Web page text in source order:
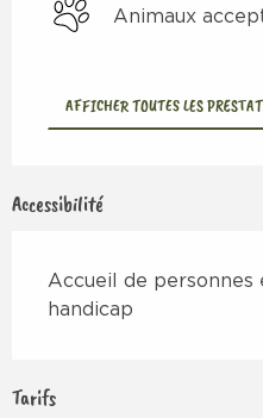
Animaux
AFFICHER TOUTES LES
Accessibilité
Accueil de personnes
handicap
Tarifs